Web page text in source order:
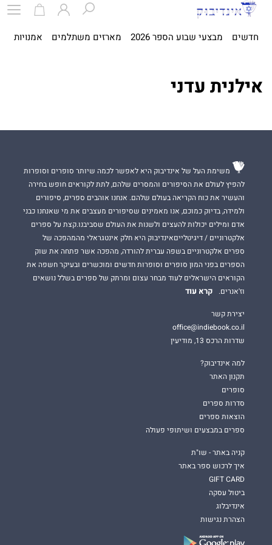
חדשים מבצעי שבוע הספר 2026 מארזים משתלמים אמנויות
אילנית עדני
משימת העל של אינדיבוק היא לאפשר לכמה שיותר סופרים וסופרות
להפיץ לעולם את הסיפורים והמסרים שלהם, לתת לקוראים חופש בחירה
והעשיר את כוח הקריאה בעולם שלהם. אנחנו אוהבים ספרים, סיפורים
ולמידה, בדיוק כמוכם, אנו מאמינים שסיפורים מעצבים את מי שאנחנו כבני
אדם ומילים יכולות להעצים ולשנות את העולם שסביבנו.קצת על ספרים
אלקטרוניים / דיגיטלייםאינדיבוק היא חלק אינטגראלי מהמהפכה של
ספרים אלקטרוניים בשפה עברית להורדה, מהפכה אשר פתחה את שוק
הספרים בפני המון סופרים וסופרות חדשים ומוכשרים ובעיקר חשפה את
הקוראים הישראלים לעוד מבחר עצום ומרתק של ספרים בשלל נושאים
וז'אנרים.
קרא עוד
יצירת קשר
office@indiebook.co.il
שדרות הרכס 13, מודיעין
למה אינדיבוק?
תקנון האתר
סופרים
סדרות ספרים
הוצאות ספרים
ספרים במבצעים ושיתופי פעולה
קניה באתר - שו"ת
איך לרכוש ספר באתר
GIFT CARD
ביטול עסקה
אינדיבלוג
הצהרת נגישות